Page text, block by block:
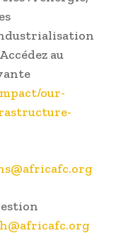
au
our-